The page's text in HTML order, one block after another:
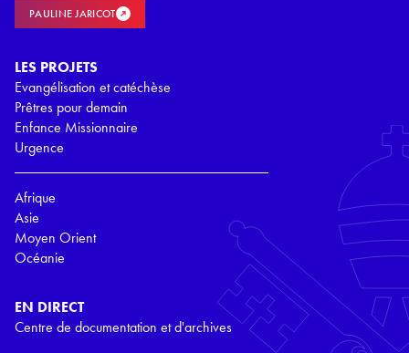
PAULINE JARICOT
LES PROJETS
Evangélisation et catéchèse
Prêtres pour demain
Enfance Missionnaire
Urgence
Afrique
Asie
Moyen Orient
Océanie
EN DIRECT
Centre de documentation et d'archives